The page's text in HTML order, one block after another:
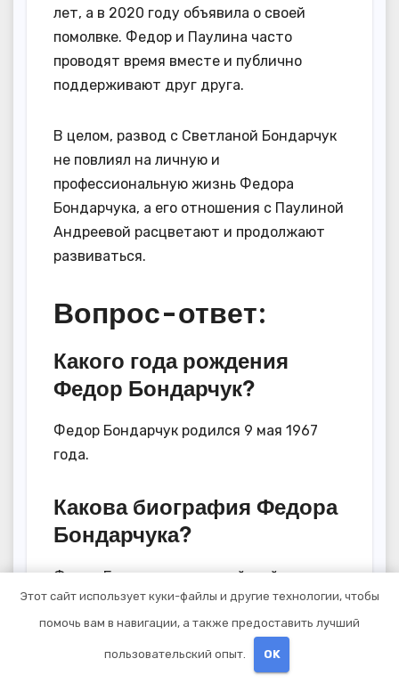
лет, а в 2020 году объявила о своей
помолвке. Федор и Паулина часто
проводят время вместе и публично
поддерживают друг друга.
В целом, развод с Светланой Бондарчук
не повлиял на личную и
профессиональную жизнь Федора
Бондарчука, а его отношения с Паулиной
Андреевой расцветают и продолжают
развиваться.
Вопрос-ответ:
Какого года рождения
Федор Бондарчук?
Федор Бондарчук родился 9 мая 1967
года.
Какова биография Федора
Бондарчука?
Федор Бондарчук — российский
режиссер, актер, продюсер и
кинооператор. Он родился в Москве 9
мая 1967 года. В 1991 году он окончил
Всероссийский государственный
Этот сайт использует куки-файлы и другие технологии, чтобы
помочь вам в навигации, а также предоставить лучший
пользовательский опыт. OK